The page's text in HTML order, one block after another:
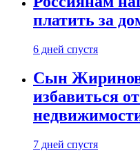
платить за
6 дней спустя
Сын
избавиться
7 дней спустя